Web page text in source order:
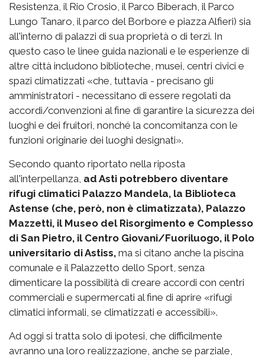
Resistenza, il Rio Crosio, il Parco Biberach, il Parco
Lungo Tanaro, il parco del Borbore e piazza Alfieri) sia
all'interno di palazzi di sua proprietà o di terzi. In
questo caso le linee guida nazionali e le esperienze di
altre città includono biblioteche, musei, centri civici e
spazi climatizzati «che, tuttavia - precisano gli
amministratori - necessitano di essere regolati da
accordi/convenzioni al fine di garantire la sicurezza dei
luoghi e dei fruitori, nonché la concomitanza con le
funzioni originarie dei luoghi designati».
Secondo quanto riportato nella riposta
all'interpellanza, ad Asti potrebbero diventare
rifugi climatici Palazzo Mandela, la Biblioteca
Astense (che, però, non è climatizzata), Palazzo
Mazzetti, il Museo del Risorgimento e Complesso
di San Pietro, il Centro Giovani/Fuoriluogo, il Polo
universitario di Astiss, ma si citano anche la piscina
comunale e il Palazzetto dello Sport, senza
dimenticare la possibilità di creare accordi con centri
commerciali e supermercati al fine di aprire «rifugi
climatici informali, se climatizzati e accessibili».
Ad oggi si tratta solo di ipotesi, che difficilmente
avranno una loro realizzazione, anche se parziale,